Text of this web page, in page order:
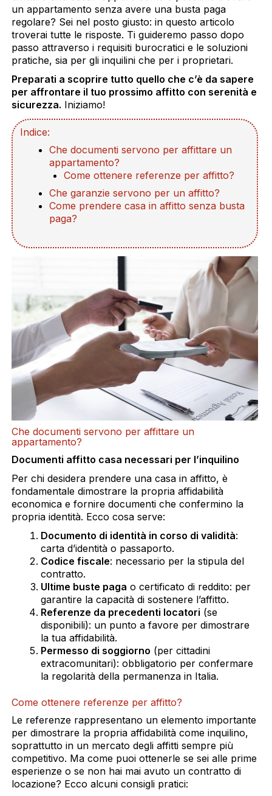
un appartamento senza avere una busta paga
regolare? Sei nel posto giusto: in questo articolo
troverai tutte le risposte. Ti guideremo passo dopo
passo attraverso i requisiti burocratici e le soluzioni
pratiche, sia per gli inquilini che per i proprietari.
Preparati a scoprire tutto quello che c’è da sapere
per affrontare il tuo prossimo affitto con serenità e
sicurezza. Iniziamo!
Indice:
Che documenti servono per affittare un
appartamento?
Come ottenere referenze per affitto?
Che garanzie servono per un affitto?
Come prendere casa in affitto senza busta
paga?
Che documenti servono per affittare un
appartamento?
Documenti affitto casa necessari per l’inquilino
Per chi desidera prendere una casa in affitto, è
fondamentale dimostrare la propria affidabilità
economica e fornire documenti che confermino la
propria identità. Ecco cosa serve:
Documento di identità in corso di validità:
carta d’identità o passaporto.
Codice fiscale: necessario per la stipula del
contratto.
Ultime buste paga o certificato di reddito: per
garantire la capacità di sostenere l’affitto.
Referenze da precedenti locatori (se
disponibili): un punto a favore per dimostrare
la tua affidabilità.
Permesso di soggiorno (per cittadini
extracomunitari): obbligatorio per confermare
la regolarità della permanenza in Italia.
Come ottenere referenze per affitto?
Le referenze rappresentano un elemento importante
per dimostrare la propria affidabilità come inquilino,
soprattutto in un mercato degli affitti sempre più
competitivo. Ma come puoi ottenerle se sei alle prime
esperienze o se non hai mai avuto un contratto di
locazione? Ecco alcuni consigli pratici: